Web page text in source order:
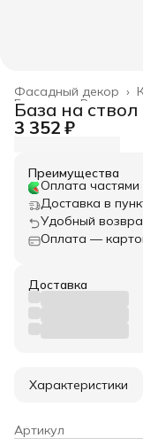
Фасадный декор ›
Весь
Главная ›
База на
3 352 ₽
Преимущества
Оплата частями
Доставка в
Удобный
Оплата —
Доставка
Характеристики
Артикул